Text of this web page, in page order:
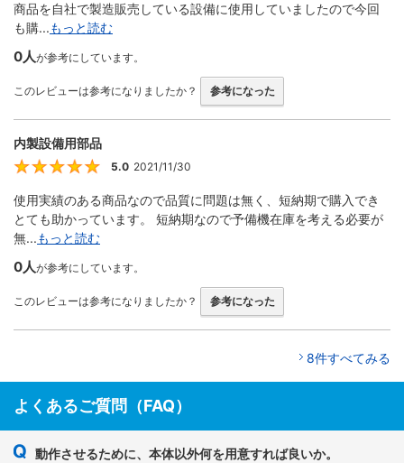
商品を自社で製造販売している設備に使用していましたので今回
も購...もっと読む
0人が参考にしています。
このレビューは参考になりましたか？ 参考になった
内製設備用部品
5.0 2021/11/30
使用実績のある商品なので品質に問題は無く、短納期で購入でき
とても助かっています。 短納期なので予備機在庫を考える必要が
無...もっと読む
0人が参考にしています。
このレビューは参考になりましたか？ 参考になった
8件すべてみる
よくあるご質問（FAQ）
動作させるために、本体以外何を用意すれば良いか。